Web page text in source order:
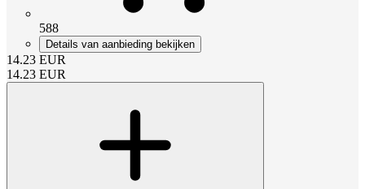
588
Details van aanbieding bekijken
14.23 EUR
14.23 EUR